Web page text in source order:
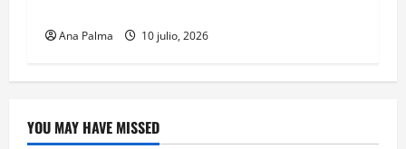
Ana Palma 10 julio, 2026
YOU MAY HAVE MISSED